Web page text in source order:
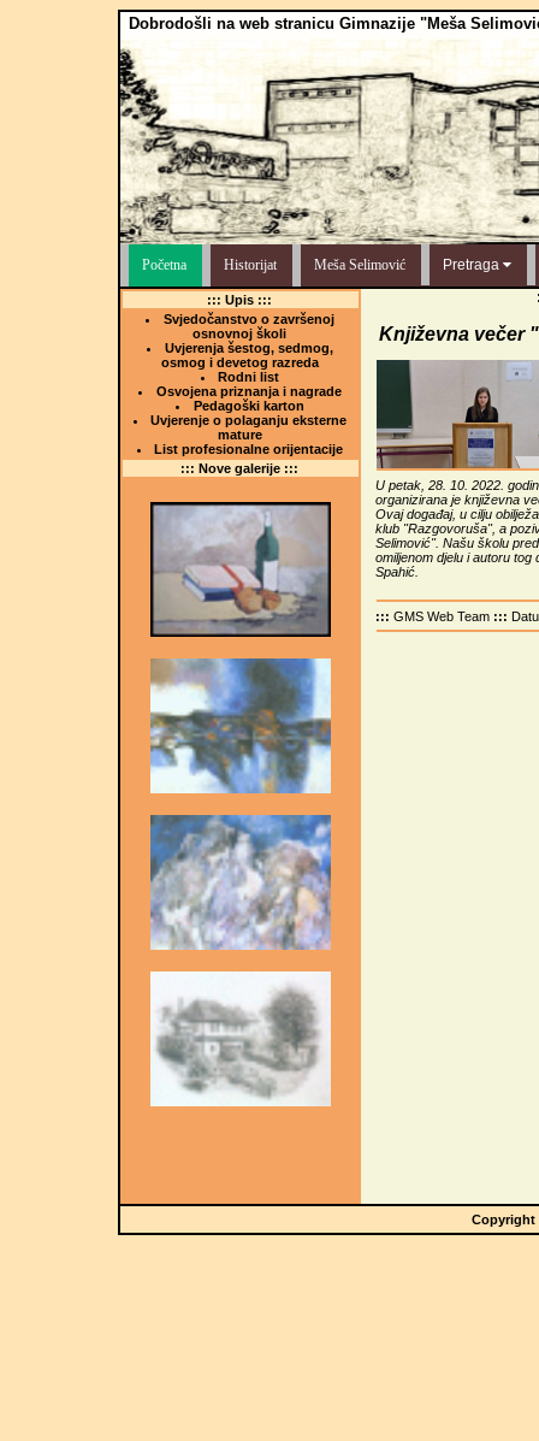
Dobrodošli na web stranicu Gimnazije "Meša
Početna Historijat Meša Selimović Pretraga
::: Upis :::
Svjedočanstvo o završenoj
osnovnoj školi
Uvjerenja šestog, sedmog,
osmog i devetog razreda
Rodni list
Osvojena priznanja i nagrade
Pedagoški karton
Uvjerenje o polaganju eksterne
mature
List profesionalne orijentacije
::: Nove galerije :::
Književna večer
U petak, 28. 10. 2022.
organizirana je književna
Ovaj događaj, u cilju
klub "Razgovoruša", a
Selimović". Našu školu
omiljenom djelu i autoru
Spahić.
:::GMS Web Team :::
Copyright